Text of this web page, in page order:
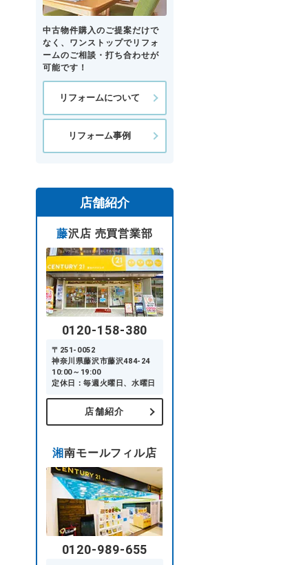
中古物件購入のご提案だけで
なく、ワンストップでリフォ
ームのご相談・打ち合わせが
可能です！
リフォームについて
リフォーム事例
店舗紹介
藤沢店 売買営業部
0120-158-380
〒251-0052
神奈川県藤沢市藤沢484-24
10:00～19:00
定休日：毎週火曜日、水曜日
店舗紹介
湘南モールフィル店
0120-989-655